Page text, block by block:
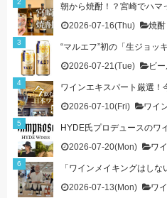
朝から焼酎！？宮崎でハマ
2026-07-16(Thu)
焼酎
“マルエフ”初の「生ジョ
2026-07-21(Tue)
ビ
ワインエキスパート厳選！
2026-07-10(Fri)
ワイ
HYDE氏プロデュースのワ
2026-07-20(Mon)
ワ
「ワインメイキングはし
2026-07-13(Mon)
ワ